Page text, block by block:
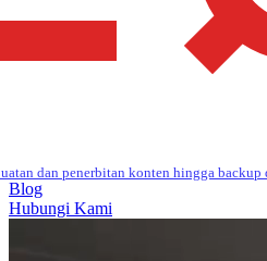
dan penerbitan konten hingga backup
Blog
Hubungi Kami